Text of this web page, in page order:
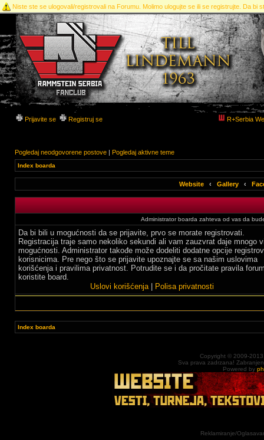
Niste ste se ulogovali/registrovali na Forumu. Molimo ulogujte se ili se registrujte. Da bi
Prijavite se Registruj se R+Serbia
Pogledaj neodgovorene postove | Pogledaj aktivne teme
Index boarda
Website ‹ Gallery ‹
Administrator boarda zahteva od vas da
Da bi bili u mogućnosti da se prijavite, prvo se morate registrovati.
Registracija traje samo nekoliko sekundi ali vam zauzvrat daje mnogo
mogućnosti. Administrator takođe može dodeliti dodatne opcije
korisnicima. Pre nego što se prijavite upoznajte se sa našim uslovima
korišćenja i pravilima privatnost. Potrudite se i da pročitate pravila
koristite board.
Uslovi korišćenja| Polisa privatnosti
Index boarda
Copyright © 2009-
Sva prava zadrzana!
Powered by
Reklamiranje/